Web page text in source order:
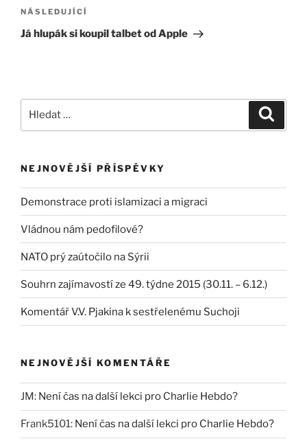
Následující
příspěvek
NÁSLEDUJÍCÍ
Já hlupák si koupil talbet od Apple
NEJNOVĚJŠÍ PŘÍSPĚVKY
Demonstrace proti islamizaci a migraci
Vládnou nám pedofilové?
NATO prý zaútočilo na Sýrii
Souhrn zajímavostí ze 49. týdne 2015 (30.11. – 6.12.)
Komentář V.V. Pjakina k sestřelenému Suchoji
NEJNOVĚJŠÍ KOMENTÁŘE
JM: Není čas na další lekci pro Charlie Hebdo?
Frank5101: Není čas na další lekci pro Charlie Hebdo?